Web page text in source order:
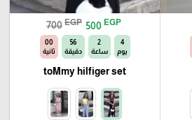
700 EGP 500 EGP
4
يوم
2
ساعة
55
دقيقة
59
ثانية
toMmy hilfiger set